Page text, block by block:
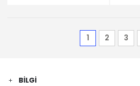
1 2 3
BILGI